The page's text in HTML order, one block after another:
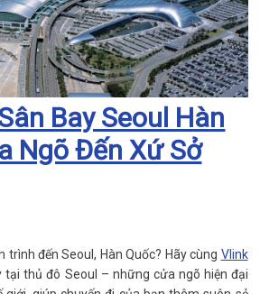
Bay Seoul Hàn
Ngõ Đến Xứ Sở
trình đến Seoul, Hàn Quốc? Hãy cùng Vlink
tại thủ đô Seoul – những cửa ngõ hiện đại